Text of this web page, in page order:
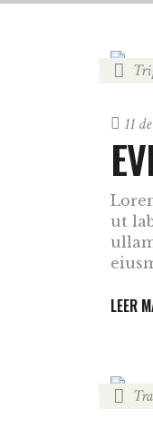
11
ut
LEER